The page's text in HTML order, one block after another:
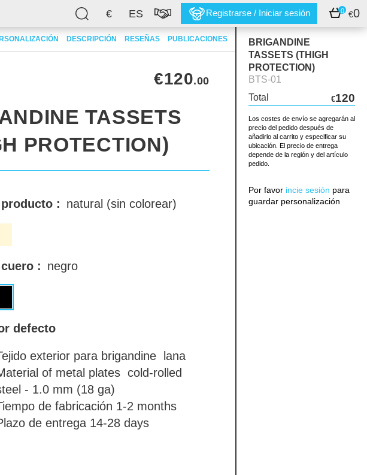
€ ES Registrarse / Iniciar sesión 0 €0
DESCRIPCIÓN RESEÑAS PUBLICACIONES
BRIGANDINE
TASSETS (THIGH
PROTECTION)
BTS-01
Total
€120
Los costes de envío se agregarán al
precio del pedido después de
añadirlo al carrito y especificar su
ubicación. El precio de entrega
depende de la región y del artículo
pedido.
Por favor incie sesión para
guardar personalización
€120.00
TASSETS
PROTECTION)
: natural (sin colorear)
: negro
defecto
exterior para brigandine lana
of metal plates cold-rolled
- 1.0 mm (18 ga)
de fabricación 1-2 months
de entrega 14-28 days